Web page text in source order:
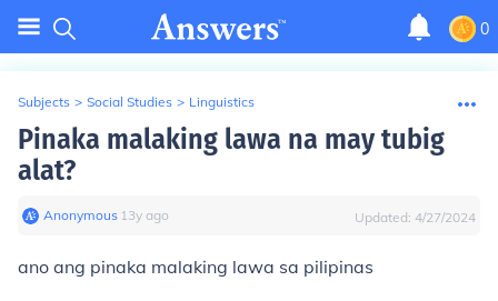
0
Subjects > Social Studies > Linguistics
Pinaka malaking lawa na may tubig
alat?
Anonymous∙ 13y ago Updated: 4/27/2024
ano ang pinaka malaking lawa sa pilipinas